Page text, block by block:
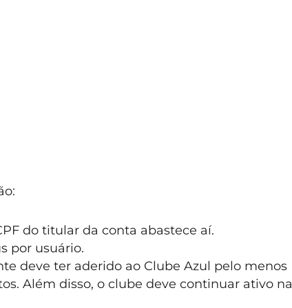
do titular da conta abastece aí.
por usuário.
deve ter aderido ao Clube Azul pelo menos
Além disso, o clube deve continuar ativo na